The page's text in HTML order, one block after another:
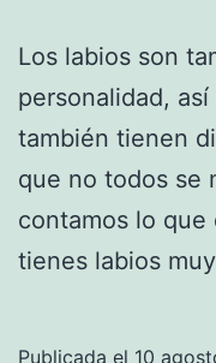
Los labios son
personalidad,
también tienen
que no todos se
contamos lo
tienes labios
Publicada el 10